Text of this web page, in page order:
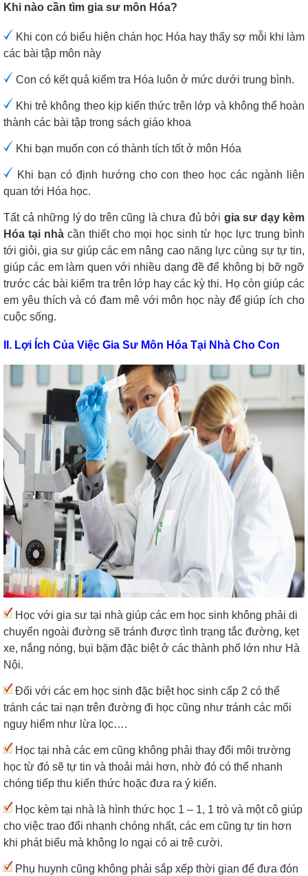
Khi nào cần tìm gia sư môn Hóa?
Khi con có biểu hiện chán học Hóa hay thấy sợ mỗi khi làm
các bài tập môn này
Con có kết quả kiểm tra Hóa luôn ở mức dưới trung bình.
Khi trẻ không theo kịp kiến thức trên lớp và không thể hoàn
thành các bài tập trong sách giáo khoa
Khi bạn muốn con có thành tích tốt ở môn Hóa
Khi bạn có định hướng cho con theo học các ngành liên
quan tới Hóa học.
Tất cả những lý do trên cũng là chưa đủ bởi gia sư dạy kèm
Hóa tại nhà cần thiết cho mọi học sinh từ học lực trung bình
tới giỏi, gia sư giúp các em nâng cao năng lực cùng sự tự tin,
giúp các em làm quen với nhiều dạng đề để không bị bỡ ngỡ
trước các bài kiểm tra trên lớp hay các kỳ thi. Họ còn giúp các
em yêu thích và có đam mê với môn học này để giúp ích cho
cuộc sống.
II. Lợi Ích Của Việc Gia Sư Môn Hóa Tại Nhà Cho Con
Học với gia sư tại nhà giúp các em học sinh không phải di
chuyển ngoài đường sẽ tránh được tình trạng tắc đường, kẹt
xe, nắng nóng, bụi bặm đặc biệt ở các thành phố lớn như Hà
Nội.
Đối với các em học sinh đặc biệt học sinh cấp 2 có thể
tránh các tai nạn trên đường đi học cũng như tránh các mối
nguy hiểm như lừa lọc….
Học tại nhà các em cũng không phải thay đổi môi trường
học từ đó sẽ tự tin và thoải mái hơn, nhờ đó có thể nhanh
chóng tiếp thu kiến thức hoặc đưa ra ý kiến.
Học kèm tại nhà là hình thức học 1 – 1, 1 trò và một cô giúp
cho việc trao đổi nhanh chóng nhất, các em cũng tự tin hơn
khi phát biểu mà không lo ngại có ai trê cười.
Phụ huynh cũng không phải sắp xếp thời gian để đưa đón